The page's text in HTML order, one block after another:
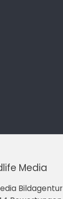
Media
Bildagentur